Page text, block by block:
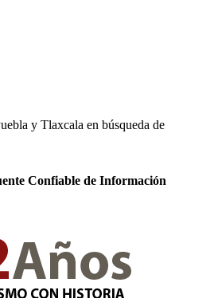
y Tlaxcala en búsqueda de
Confiable de Información